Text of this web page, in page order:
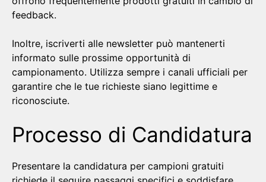
feedback.
Inoltre, iscriverti alle newsletter può mantenerti
informato sulle prossime opportunità di
campionamento. Utilizza sempre i canali ufficiali per
garantire che le tue richieste siano legittime e
riconosciute.
Processo di Candidatura
Presentare la candidatura per campioni gratuiti